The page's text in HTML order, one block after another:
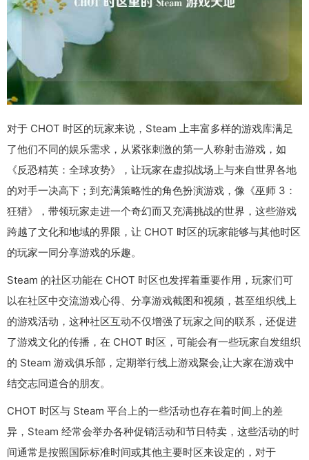
对于 CHOT 时区的玩家来说，Steam 上丰富多样的游戏库满足
了他们不同的娱乐需求，从紧张刺激的第一人称射击游戏，如
《反恐精英：全球攻势》，让玩家在虚拟战场上与来自世界各地
的对手一决高下；到充满策略性的角色扮演游戏，像《巫师 3：
狂猎》，带领玩家走进一个奇幻而又充满挑战的世界，这些游戏
跨越了文化和地域的界限，让 CHOT 时区的玩家能够与其他时区
的玩家一同分享游戏的乐趣。
Steam 的社区功能在 CHOT 时区也发挥着重要作用，玩家们可
以在社区中交流游戏心得、分享游戏截图和视频，甚至组织线上
的游戏活动，这种社区互动不仅增强了玩家之间的联系，还促进
了游戏文化的传播，在 CHOT 时区，可能会有一些玩家自发组织
的 Steam 游戏俱乐部，定期举行线上游戏聚会,让大家在游戏中
结交志同道合的朋友。
CHOT 时区与 Steam 平台上的一些活动也存在着时间上的差
异，Steam 经常会举办各种促销活动和节日特卖，这些活动的时
间通常是按照国际标准时间或其他主要时区来设定的，对于